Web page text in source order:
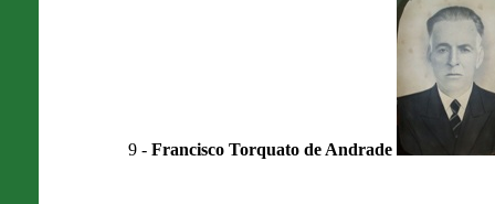
9 - Francisco Torquato de Andrade